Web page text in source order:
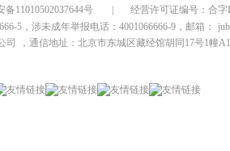
备11010502037644号 经营许可证编号：合字
5，涉未成年举报电话：4001066666-9，邮箱：
司
，通信地址：北京市东城区藏经馆胡同17号1幢